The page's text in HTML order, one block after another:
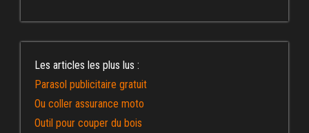
Les articles les plus lus :
Parasol publicitaire gratuit
Ou coller assurance moto
Outil pour couper du bois